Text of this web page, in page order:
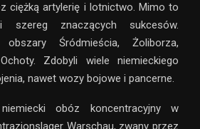
ciężką artylerię i lotnictwo. Mimo to
szereg znaczących sukcesów.
Śródmieścia, Żoliborza,
Zdobyli wiele niemieckiego
nawet wozy bojowe i pancerne.
obóz koncentracyjny w
Warschau, zwany przez